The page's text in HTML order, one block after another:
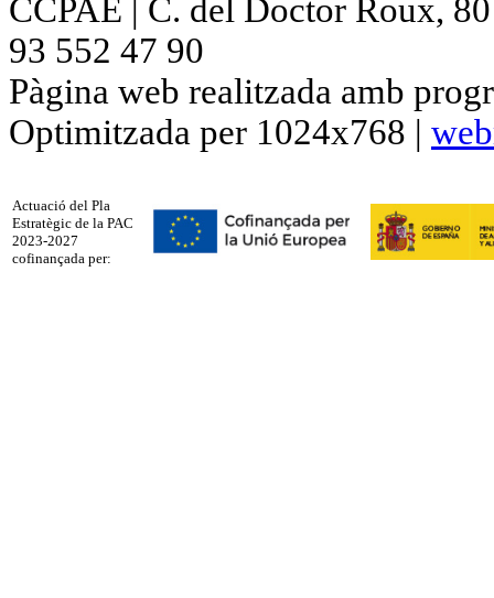
CCPAE | C. del Doctor Roux,
93 552 47 90
Pàgina web realitzada amb
Optimitzada per 1024x768 |
Actuació del Pla
Estratègic de la PAC
2023-2027
cofinançada per: